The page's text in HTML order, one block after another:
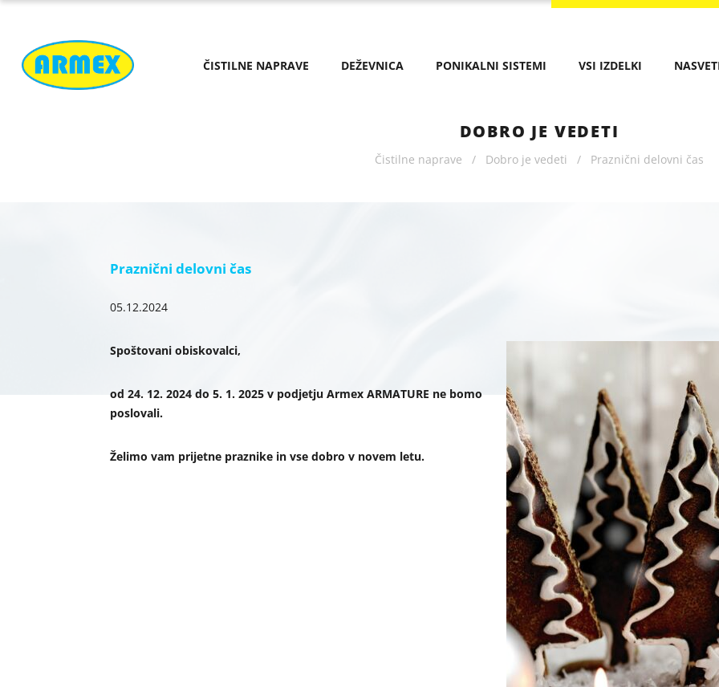
ČISTILNE NAPRAVE DEŽEVNICA PONIKALNI SISTEMI VSI IZDELKI
DOBRO JE VEDETI
Čistilne naprave / Dobro je vedeti / Praznični delovni čas
Praznični delovni čas
05.12.2024
Spoštovani obiskovalci,
od 24. 12. 2024 do 5. 1. 2025 v podjetju Armex ARMATURE ne bomo
poslovali.
Želimo vam prijetne praznike in vse dobro v novem letu.